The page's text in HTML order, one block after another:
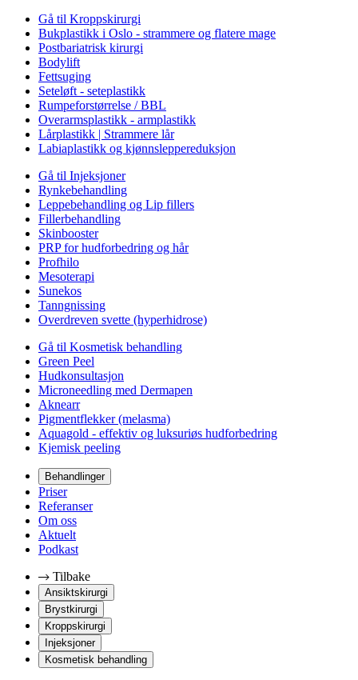
Gå til Kroppskirurgi
Bukplastikk i Oslo - strammere og flatere mage
Postbariatrisk kirurgi
Bodylift
Fettsuging
Seteløft - seteplastikk
Rumpeforstørrelse / BBL
Overarmsplastikk - armplastikk
Lårplastikk | Strammere lår
Labiaplastikk og kjønnsleppereduksjon
Gå til Injeksjoner
Rynkebehandling
Leppebehandling og Lip fillers
Fillerbehandling
Skinbooster
PRP for hudforbedring og hår
Profhilo
Mesoterapi
Sunekos
Tanngnissing
Overdreven svette (hyperhidrose)
Gå til Kosmetisk behandling
Green Peel
Hudkonsultasjon
Microneedling med Dermapen
Aknearr
Pigmentflekker (melasma)
Aquagold - effektiv og luksuriøs hudforbedring
Kjemisk peeling
Behandlinger
Priser
Referanser
Om oss
Aktuelt
Podkast
Tilbake
Ansiktskirurgi
Brystkirurgi
Kroppskirurgi
Injeksjoner
Kosmetisk behandling